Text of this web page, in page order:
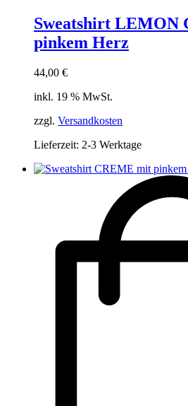
Sweatshirt LEMON
pinkem Herz
44,00 €
inkl. 19 % MwSt.
zzgl. Versandkosten
Lieferzeit: 2-3 Werktage